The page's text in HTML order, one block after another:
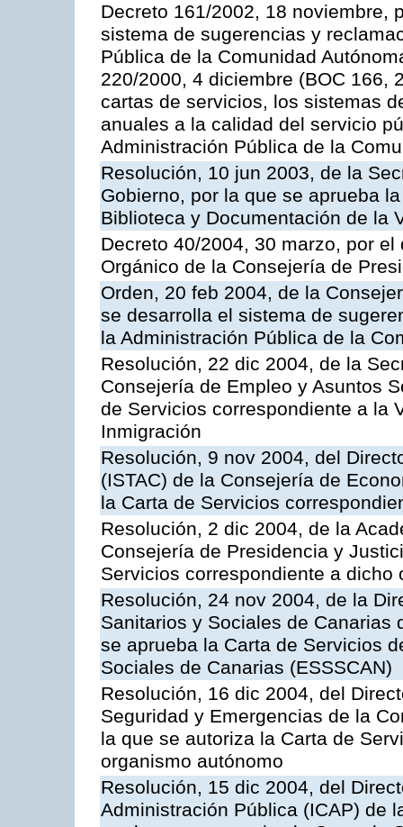
Decreto 161/2002, 18 noviembre,
sistema de sugerencias y
Pública de la Comunidad
220/2000, 4 diciembre (BOC 166,
cartas de servicios, los sistemas
anuales a la calidad del servicio
Administración Pública de la
Resolución, 10 jun 2003, de la
Gobierno, por la que se aprueba
Biblioteca y Documentación de la
Decreto 40/2004, 30 marzo, por
Orgánico de la Consejería de
Orden, 20 feb 2004, de la
se desarrolla el sistema de
la Administración Pública de la
Resolución, 22 dic 2004, de la
Consejería de Empleo y Asuntos
de Servicios correspondiente a la
Inmigración
Resolución, 9 nov 2004, del
(ISTAC) de la Consejería de
la Carta de Servicios
Resolución, 2 dic 2004, de la
Consejería de Presidencia y
Servicios correspondiente a dicho
Resolución, 24 nov 2004, de la
Sanitarios y Sociales de Canarias
se aprueba la Carta de Servicios
Sociales de Canarias (ESSSCAN)
Resolución, 16 dic 2004, del
Seguridad y Emergencias de la
la que se autoriza la Carta de
organismo autónomo
Resolución, 15 dic 2004, del
Administración Pública (ICAP) de